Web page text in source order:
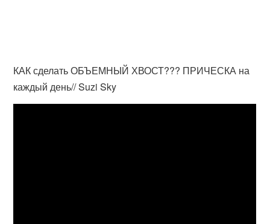
КАК сделать ОБЪЕМНЫЙ ХВОСТ??? ПРИЧЕСКА на
каждый день// Suzi Sky